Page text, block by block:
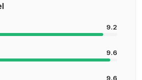
9.2
9.6
9.6